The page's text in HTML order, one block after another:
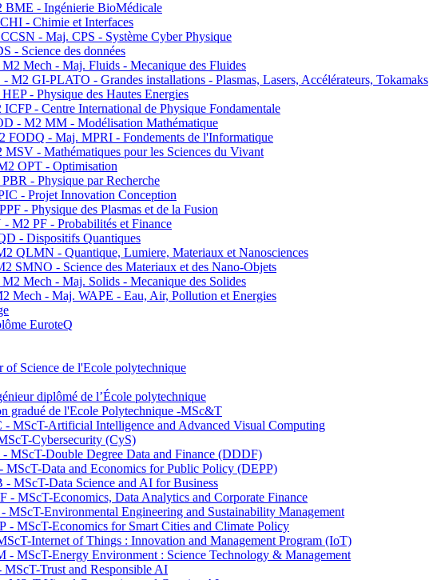
- Ingénierie BioMédicale
- Chimie et Interfaces
- Maj. CPS - Système Cyber Physique
- Science des données
Mech - Maj. Fluids - Mecanique des Fluides
M2 GI-PLATO - Grandes installations - Plasmas, Lasers, Accélérateurs, Tokamaks
- Physique des Hautes Energies
- Centre International de Physique Fondamentale
- M2 MM - Modélisation Mathématique
FODQ - Maj. MPRI - Fondements de l'Informatique
- Mathématiques pour les Sciences du Vivant
OPT - Optimisation
- Physique par Recherche
- Projet Innovation Conception
- Physique des Plasmas et de la Fusion
M2 PF - Probabilités et Finance
- Dispositifs Quantiques
QLMN - Quantique, Lumiere, Materiaux et Nanosciences
SMNO - Science des Materiaux et des Nano-Objets
Mech - Maj. Solids - Mecanique des Solides
Mech - Maj. WAPE - Eau, Air, Pollution et Energies
EuroteQ
Science de l'Ecole polytechnique
diplômé de l’École polytechnique
gradué de l'Ecole Polytechnique -MSc&T
MScT-Artificial Intelligence and Advanced Visual Computing
Cybersecurity (CyS)
MScT-Double Degree Data and Finance (DDDF)
MScT-Data and Economics for Public Policy (DEPP)
MScT-Data Science and AI for Business
- MScT-Economics, Data Analytics and Corporate Finance
MScT-Environmental Engineering and Sustainability Management
- MScT-Economics for Smart Cities and Climate Policy
Internet of Things : Innovation and Management Program (IoT)
- MScT-Energy Environment : Science Technology & Management
Trust and Responsible AI